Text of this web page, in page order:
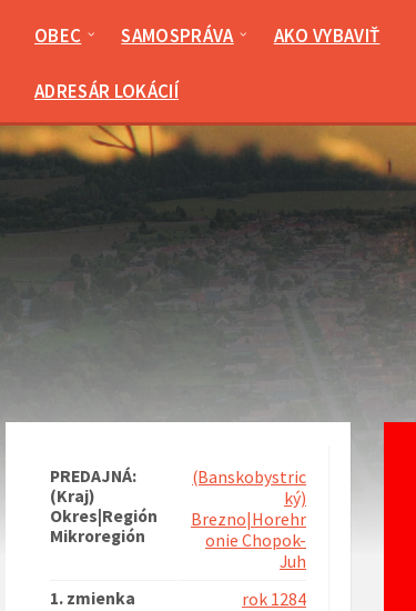
OBEC SAMOSPRÁVA AKO VYBAVIŤ
ADRESÁR LOKÁCIÍ
PREDAJNÁ:
(Kraj)
Okres|Región
Mikroregión
(Banskobystric
ký)
Brezno|Horehr
onie Chopok-
Juh
1. zmienka
rok 1284